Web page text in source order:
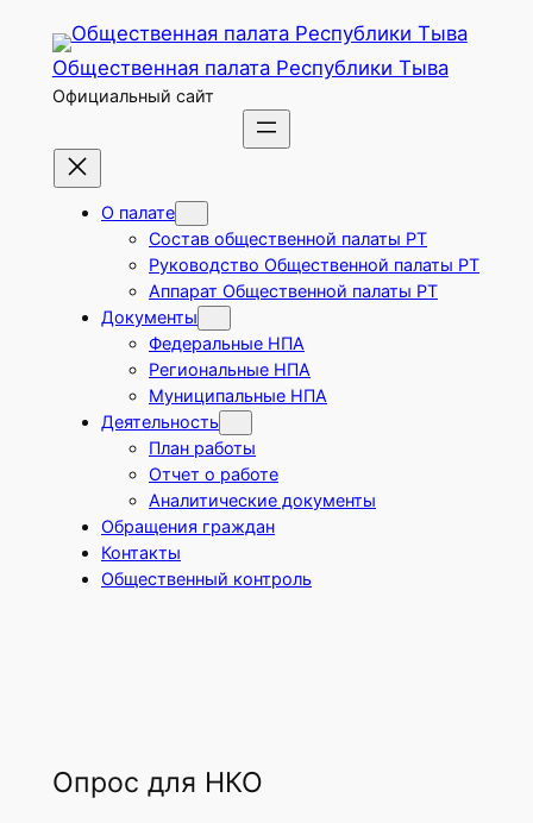
Перейти
содержимому
Общественная палата Республики Тыва
Официальный сайт
О палате
Состав общественной палаты РТ
Руководство Общественной палаты РТ
Аппарат Общественной палаты РТ
Документы
Федеральные НПА
Региональные НПА
Муниципальные НПА
Деятельность
План работы
Отчет о работе
Аналитические документы
Обращения граждан
Контакты
Общественный контроль
Опрос для НКО